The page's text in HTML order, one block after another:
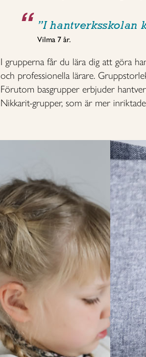
”I hantverksskolan
Vilma 7 år.
I grupperna får du lära dig att göra
och professionella lärare.
Förutom basgrupper erbjuder
Nikkarit-grupper, som är mer